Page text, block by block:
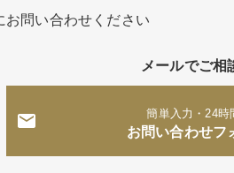
お問い合わせください
メールでご相
簡単入力・24時
お問い合わせフ